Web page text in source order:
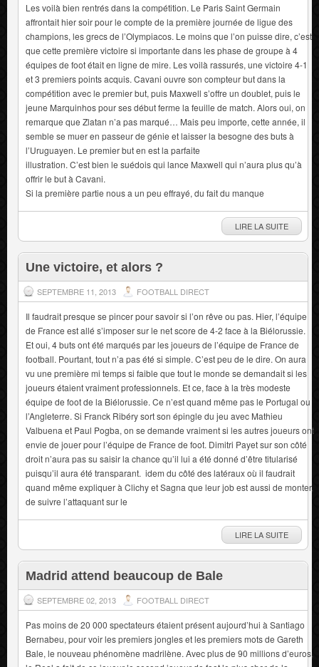
Les voilà bien rentrés dans la compétition. Le Paris Saint Germain
affrontait hier soir pour le compte de la première journée de ligue des
champions, les grecs de l’Olympiacos. Le moins que l’on puisse dire, c’est
que cette première victoire si importante dans les phase de groupe à 4
équipes de foot était en ligne de mire. Les voilà rassurés, une victoire 4-1
et 3 premiers points acquis. Cavani ouvre son compteur but dans la
compétition avec le premier but, puis Maxwell s’offre un doublet, puis le
jeune Marquinhos pour ses début ferme la feuille de match. Alors oui, on
remarque que Zlatan n’a pas marqué… Mais peu importe, cette année, il
semble se muer en passeur de génie et laisser la besogne des buts à
l’Uruguayen. Le premier but en est la parfaite
illustration. C’est bien le suédois qui lance Maxwell qui n’aura plus qu’à
offrir le but à Cavani.
Si la première partie nous a un peu effrayé, du fait du manque
LIRE LA SUITE
Une victoire, et alors ?
SEPTEMBRE 11, 2013 FOOTBALL DIRECT
Il faudrait presque se pincer pour savoir si l’on rêve ou pas. Hier, l’équipe
de France est allé s’imposer sur le net score de 4-2 face à la Biélorussie.
Et oui, 4 buts ont été marqués par les joueurs de l’équipe de France de
football. Pourtant, tout n’a pas été si simple. C’est peu de le dire. On aura
vu une première mi temps si faible que tout le monde se demandait si les
joueurs étaient vraiment professionnels. Et ce, face à la très modeste
équipe de foot de la Biélorussie. Ce n’est quand même pas le Portugal ou
l’Angleterre. Si Franck Ribéry sort son épingle du jeu avec Mathieu
Valbuena et Paul Pogba, on se demande vraiment si les autres joueurs ont
envie de jouer pour l’équipe de France de foot. Dimitri Payet sur son côté
droit n’aura pas su saisir la chance qu’il lui a été donné d’être titularisé
puisqu’il aura été transparant. idem du côté des latéraux où il faudrait
quand même expliquer à Clichy et Sagna que leur job est aussi de monter,
de suivre l’attaquant sur le
LIRE LA SUITE
Madrid attend beaucoup de Bale
SEPTEMBRE 02, 2013 FOOTBALL DIRECT
Pas moins de 20 000 spectateurs étaient présent aujourd’hui à Santiago
Bernabeu, pour voir les premiers jongles et les premiers mots de Gareth
Bale, le nouveau phénomène madrilène. Avec plus de 90 millions d’euros,